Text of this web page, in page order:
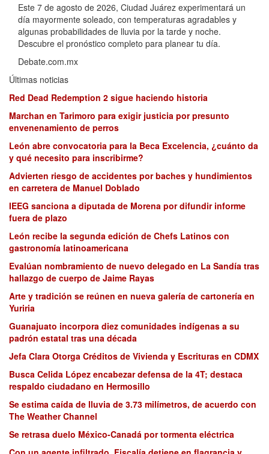
Este 7 de agosto de 2026, Ciudad Juárez experimentará un
día mayormente soleado, con temperaturas agradables y
algunas probabilidades de lluvia por la tarde y noche.
Descubre el pronóstico completo para planear tu día.
Debate.com.mx
Últimas noticias
Red Dead Redemption 2 sigue haciendo historia
Marchan en Tarimoro para exigir justicia por presunto
envenenamiento de perros
León abre convocatoria para la Beca Excelencia, ¿cuánto da
y qué necesito para inscribirme?
Advierten riesgo de accidentes por baches y hundimientos
en carretera de Manuel Doblado
IEEG sanciona a diputada de Morena por difundir informe
fuera de plazo
León recibe la segunda edición de Chefs Latinos con
gastronomía latinoamericana
Evalúan nombramiento de nuevo delegado en La Sandía tras
hallazgo de cuerpo de Jaime Rayas
Arte y tradición se reúnen en nueva galería de cartonería en
Yuriria
Guanajuato incorpora diez comunidades indígenas a su
padrón estatal tras una década
Jefa Clara Otorga Créditos de Vivienda y Escrituras en CDMX
Busca Celida López encabezar defensa de la 4T; destaca
respaldo ciudadano en Hermosillo
Se estima caída de lluvia de 3.73 milímetros, de acuerdo con
The Weather Channel
Se retrasa duelo México-Canadá por tormenta eléctrica